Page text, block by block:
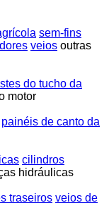
sem-fins
veios outras
do tucho da
motor
painéis de canto da
cilindros
hidráulicas
traseiros veios de